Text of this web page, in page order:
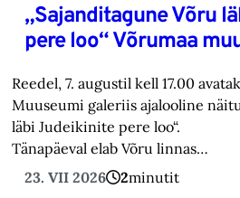
„Sajanditagune Võru
pere loo“ Võrumaa
Reedel, 7. augustil kell 17.00
Muuseumi galeriis ajalooline
läbi Judeikinite pere loo“.
Tänapäeval elab Võru linnas…
23. VII 2026
2minutit